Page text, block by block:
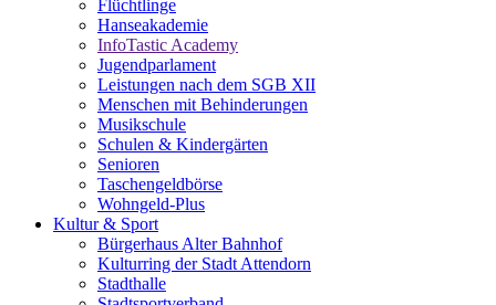
Flüchtlinge
Hanseakademie
InfoTastic Academy
Jugendparlament
Leistungen nach dem SGB XII
Menschen mit Behinderungen
Musikschule
Schulen & Kindergärten
Senioren
Taschengeldbörse
Wohngeld-Plus
Kultur & Sport
Bürgerhaus Alter Bahnhof
Kulturring der Stadt Attendorn
Stadthalle